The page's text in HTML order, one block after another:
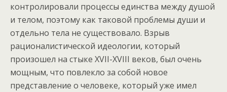
контролировали процессы единства между душой
и телом, поэтому как таковой проблемы души и
отдельно тела не существовало. Взрыв
рационалистической идеологии, который
произошел на стыке XVII-XVIII веков, был очень
мощным, что повлекло за собой новое
представление о человеке, который уже имел